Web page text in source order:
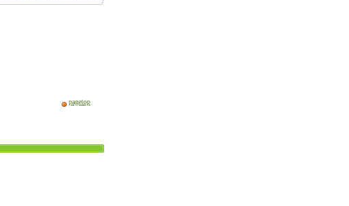
pagetop